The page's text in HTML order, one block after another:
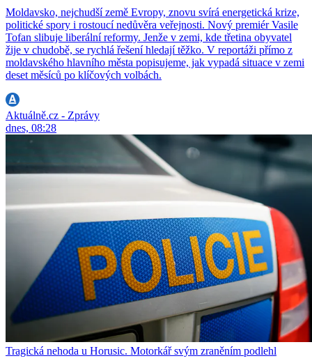
Moldavsko, nejchudší země Evropy, znovu svírá energetická krize,
politické spory i rostoucí nedůvěra veřejnosti. Nový premiér Vasile
Tofan slibuje liberální reformy. Jenže v zemi, kde třetina obyvatel
žije v chudobě, se rychlá řešení hledají těžko. V reportáži přímo z
moldavského hlavního města popisujeme, jak vypadá situace v zemi
deset měsíců po klíčových volbách.
Aktuálně.cz - Zprávy
dnes, 08:28
Tragická nehoda u Horusic. Motorkář svým zraněním podlehl